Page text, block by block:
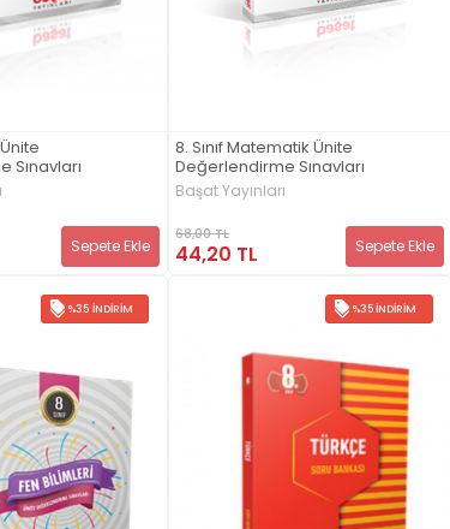
Sınavları
Sepete Ekle
8. Sınıf Matematik Ünite
Değerlendirme Sınavları
Başat Yayınları
68,00 TL
44,20 TL Sepete Ekle
%35 İNDIRIM %35 İNDIRIM